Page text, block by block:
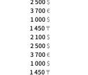
3 700€
1 000 $
1 450₸
2 100 $
2 500 $
3 700€
1 000 $
1 450₸